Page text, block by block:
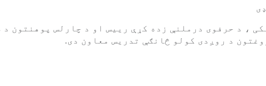
، د حرفوی درملنې زده کړې رییس او د چارلس پوهنتون
د روږدی کولو څانګې تدریس معاون دی.